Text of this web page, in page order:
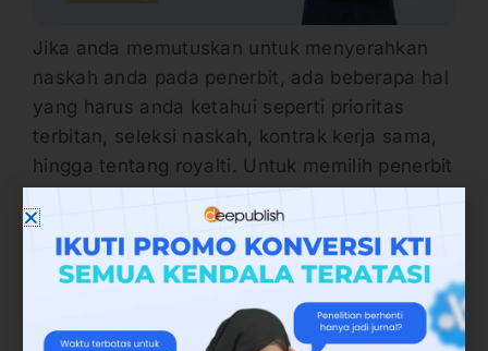
Jika anda memutuskan untuk menyerahkan
naskah anda pada penerbit, ada beberapa hal
yang harus anda ketahui seperti prioritas
terbitan, seleksi naskah, kontrak kerja sama,
hingga tentang royalti. Untuk memilih penerbit
anda harus menyesuaikan dengan topik
pembahasan pada buku anda. Karena ada
beberapa penerbit yang hanya focus pada
karya-karya popular seperti novel. Ada juga
yang fokus pada buku-buku akademik.